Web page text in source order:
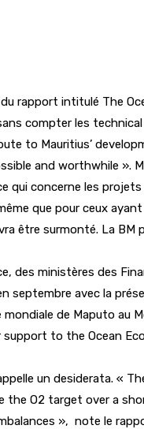
rapport intitulé The
compter les
to Mauritius’
and worthwhile ».
qui concerne les
que pour ceux
être surmonté. La BM
des ministères des
septembre avec la
de Maputo au
to the Ocean
un desiderata. «
the O2 target over a
», note le